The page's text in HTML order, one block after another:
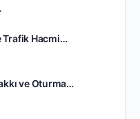
Trafik Hacmi…
ve Oturma…